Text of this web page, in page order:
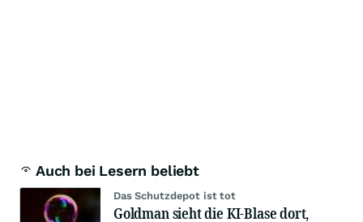
Auch bei Lesern beliebt
Das Schutzdepot ist tot
Goldman sieht die KI-Blase dort,